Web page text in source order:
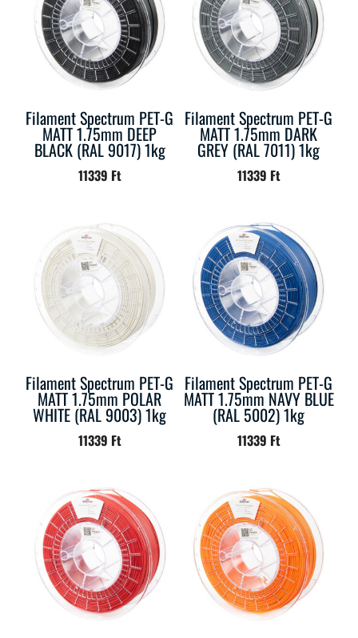
Filament Spectrum PET-G
MATT 1.75mm DEEP
BLACK (RAL 9017) 1kg
11339 Ft
Filament Spectrum PET-G
MATT 1.75mm DARK
GREY (RAL 7011) 1kg
11339 Ft
Filament Spectrum PET-G
MATT 1.75mm POLAR
WHITE (RAL 9003) 1kg
11339 Ft
Filament Spectrum PET-G
MATT 1.75mm NAVY BLUE
(RAL 5002) 1kg
11339 Ft